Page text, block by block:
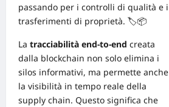
passando per i controlli di qualità e i
trasferimenti di proprietà. 🏷️📦
La tracciabilità end-to-end creata
dalla blockchain non solo elimina i
silos informativi, ma permette anche
la visibilità in tempo reale della
supply chain. Questo significa che